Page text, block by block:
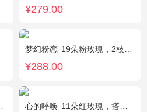
¥279.00
梦幻粉恋 19朵粉玫瑰，2枝白色香水百合、尤加利叶搭配
¥288.00
心的呼唤 11朵红玫瑰，搭配适量黄莺间插。